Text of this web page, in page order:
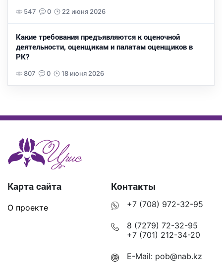
547 0 22 июня 2026
Какие требования предъявляются к оценочной
деятельности, оценщикам и палатам оценщиков в
РК?
807 0 18 июня 2026
Карта сайта
О проекте
Контакты
+7 (708) 972-32-95
8 (7279) 72-32-95
+7 (701) 212-34-20
E-Mail: pob@nab.kz